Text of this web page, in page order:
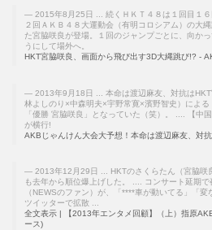
2015年8月25日 ... 続くＨＫＴ４８は１回目１
２回ＡＫＢ４８大運動会（有明コロシアム）の大
た宮脇咲良が登場。１回のジャンプごとに、向か
うにして場外へ。
HKT宮脇咲良、画面から飛び出す3D大縄跳び!? -
2013年9月18日 ... 本命は渡辺麻友、対抗は
林よしのり×中森明夫×宇野常寛×濱野智史）によ
「優勝 宮脇咲良」となっていた（笑）。 .... 【中
が横行!
AKBじゃんけん大会大予想！本命は渡辺麻友、対
2013年12月29日 ... HKTのさくらたん（宮脇咲
も去年から順位爆上げした。 .... コンサート延期
（NEWSのファン）が、「****車が動いてる」「
ツイッターで拡散 ...
全文表示 | 【2013年エンタメ回顧】（上）指原
ース)